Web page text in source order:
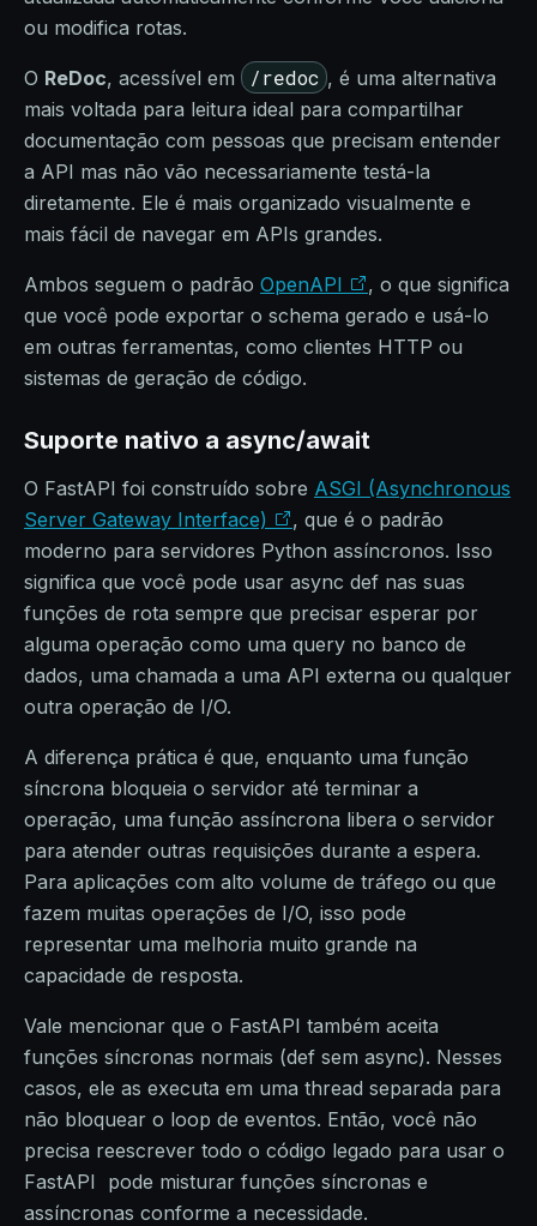
ou modifica rotas.
O ReDoc, acessível em /redoc , é uma alternativa
mais voltada para leitura ideal para compartilhar
documentação com pessoas que precisam entender
a API mas não vão necessariamente testá-la
diretamente. Ele é mais organizado visualmente e
mais fácil de navegar em APIs grandes.
Ambos seguem o padrão OpenAPI
, o que significa
que você pode exportar o schema gerado e usá-lo
em outras ferramentas, como clientes HTTP ou
sistemas de geração de código.
Suporte nativo a async/await
O FastAPI foi construído sobre ASGI (Asynchronous
Server Gateway Interface)
, que é o padrão
moderno para servidores Python assíncronos. Isso
significa que você pode usar async def nas suas
funções de rota sempre que precisar esperar por
alguma operação como uma query no banco de
dados, uma chamada a uma API externa ou qualquer
outra operação de I/O.
A diferença prática é que, enquanto uma função
síncrona bloqueia o servidor até terminar a
operação, uma função assíncrona libera o servidor
para atender outras requisições durante a espera.
Para aplicações com alto volume de tráfego ou que
fazem muitas operações de I/O, isso pode
representar uma melhoria muito grande na
capacidade de resposta.
Vale mencionar que o FastAPI também aceita
funções síncronas normais (def sem async). Nesses
casos, ele as executa em uma thread separada para
não bloquear o loop de eventos. Então, você não
precisa reescrever todo o código legado para usar o
FastAPI pode misturar funções síncronas e
assíncronas conforme a necessidade.